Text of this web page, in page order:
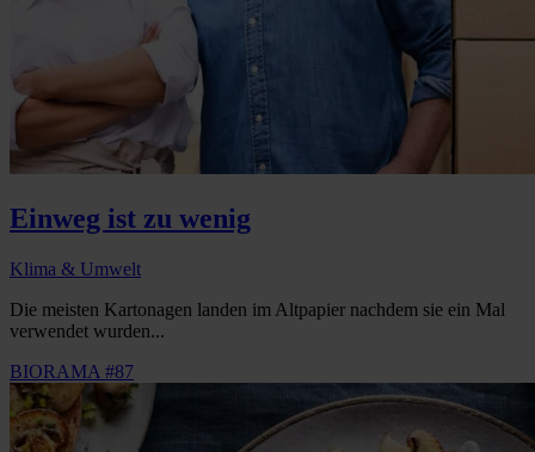
Einweg ist zu wenig
Klima & Umwelt
Die meisten Kartonagen landen im Altpapier nachdem sie ein Mal
verwendet wurden...
BIORAMA #87